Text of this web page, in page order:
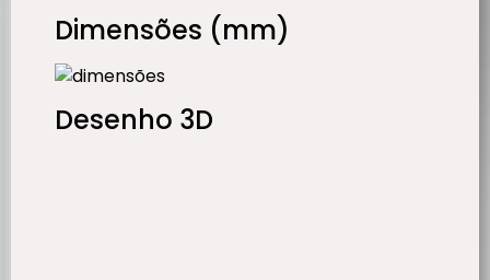
Dimensões (mm)
Desenho 3D